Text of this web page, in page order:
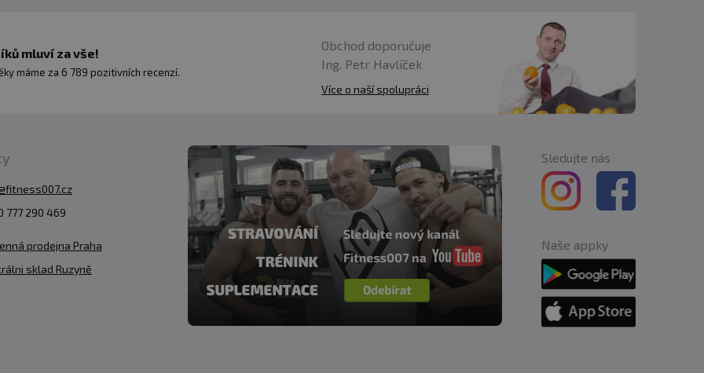
mluví za vše!
máme za 6 789 pozitivních recenzí.
Obchod doporučuje
Ing. Petr Havlíček
Více o naší spolupráci
777 290 469
prodejna Praha
sklad Ruzyně
Sledujte nás
Naše appky